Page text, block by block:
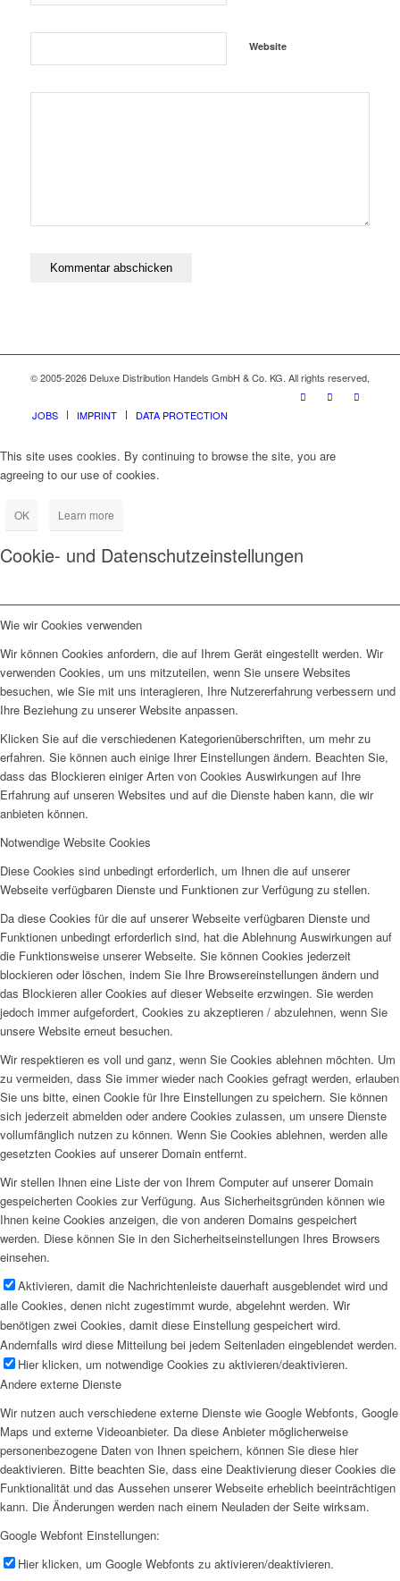
Website
© 2005-2026 Deluxe Distribution Handels GmbH & Co. KG. All rights reserved,
JOBS IMPRINT DATA PROTECTION
This site uses cookies. By continuing to browse the site, you are
agreeing to our use of cookies.
OK Learn more
Cookie- und Datenschutzeinstellungen
Wie wir Cookies verwenden
Wir können Cookies anfordern, die auf Ihrem Gerät eingestellt werden. Wir
verwenden Cookies, um uns mitzuteilen, wenn Sie unsere Websites
besuchen, wie Sie mit uns interagieren, Ihre Nutzererfahrung verbessern und
Ihre Beziehung zu unserer Website anpassen.
Klicken Sie auf die verschiedenen Kategorienüberschriften, um mehr zu
erfahren. Sie können auch einige Ihrer Einstellungen ändern. Beachten Sie,
dass das Blockieren einiger Arten von Cookies Auswirkungen auf Ihre
Erfahrung auf unseren Websites und auf die Dienste haben kann, die wir
anbieten können.
Notwendige Website Cookies
Diese Cookies sind unbedingt erforderlich, um Ihnen die auf unserer
Webseite verfügbaren Dienste und Funktionen zur Verfügung zu stellen.
Da diese Cookies für die auf unserer Webseite verfügbaren Dienste und
Funktionen unbedingt erforderlich sind, hat die Ablehnung Auswirkungen auf
die Funktionsweise unserer Webseite. Sie können Cookies jederzeit
blockieren oder löschen, indem Sie Ihre Browsereinstellungen ändern und
das Blockieren aller Cookies auf dieser Webseite erzwingen. Sie werden
jedoch immer aufgefordert, Cookies zu akzeptieren / abzulehnen, wenn Sie
unsere Website erneut besuchen.
Wir respektieren es voll und ganz, wenn Sie Cookies ablehnen möchten. Um
zu vermeiden, dass Sie immer wieder nach Cookies gefragt werden, erlauben
Sie uns bitte, einen Cookie für Ihre Einstellungen zu speichern. Sie können
sich jederzeit abmelden oder andere Cookies zulassen, um unsere Dienste
vollumfänglich nutzen zu können. Wenn Sie Cookies ablehnen, werden alle
gesetzten Cookies auf unserer Domain entfernt.
Wir stellen Ihnen eine Liste der von Ihrem Computer auf unserer Domain
gespeicherten Cookies zur Verfügung. Aus Sicherheitsgründen können wie
Ihnen keine Cookies anzeigen, die von anderen Domains gespeichert
werden. Diese können Sie in den Sicherheitseinstellungen Ihres Browsers
einsehen.
Aktivieren, damit die Nachrichtenleiste dauerhaft ausgeblendet wird und
alle Cookies, denen nicht zugestimmt wurde, abgelehnt werden. Wir
benötigen zwei Cookies, damit diese Einstellung gespeichert wird.
Andernfalls wird diese Mitteilung bei jedem Seitenladen eingeblendet werden.
Hier klicken, um notwendige Cookies zu aktivieren/deaktivieren.
Andere externe Dienste
Wir nutzen auch verschiedene externe Dienste wie Google Webfonts, Google
Maps und externe Videoanbieter. Da diese Anbieter möglicherweise
personenbezogene Daten von Ihnen speichern, können Sie diese hier
deaktivieren. Bitte beachten Sie, dass eine Deaktivierung dieser Cookies die
Funktionalität und das Aussehen unserer Webseite erheblich beeinträchtigen
kann. Die Änderungen werden nach einem Neuladen der Seite wirksam.
Google Webfont Einstellungen:
Hier klicken, um Google Webfonts zu aktivieren/deaktivieren.